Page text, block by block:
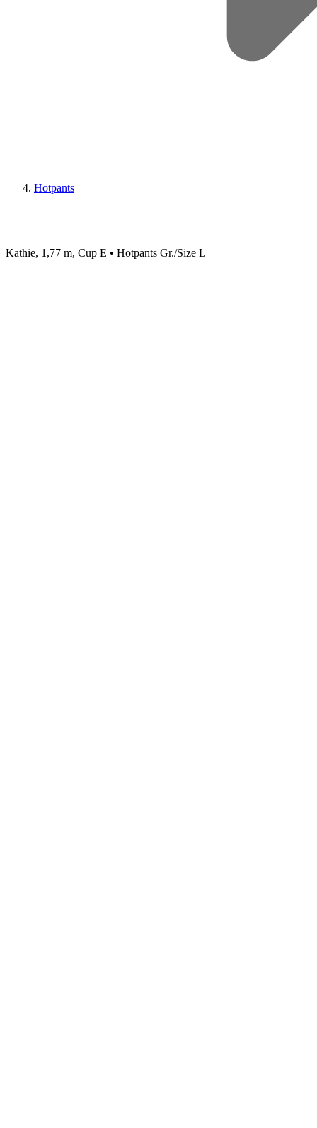
Hotpants
Kathie, 1,77 m, Cup E • Hotpants Gr./Size L